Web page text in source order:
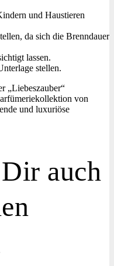
und Haustieren
da sich die Brenndauer
lassen.
stellen.
„Liebeszauber“
von
und luxuriöse
auch